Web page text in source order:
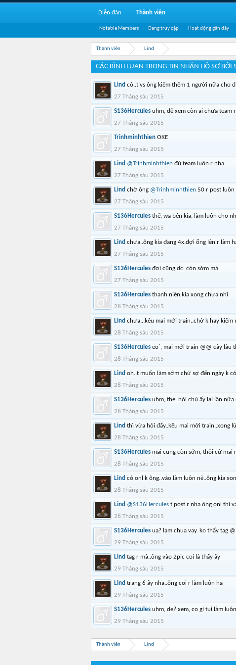
Thành viên Lind
CÁC BÌNH LUẬN TRONG TIN NHẮN HỒ SƠ BỞI
Lind có..t vs ông kiếm thêm 1 người nữa cho
27 Tháng sáu 2015
S136Hercules uhm, để xem còn ai chưa team
27 Tháng sáu 2015
Trinhminhthien OKE
27 Tháng sáu 2015
Lind @Trinhminhthien đủ team luôn r nha
27 Tháng sáu 2015
Lind chờ ông @Trinhminhthien 50 r post luôn
27 Tháng sáu 2015
S136Hercules thế, wa bên kia, làm luôn cho
27 Tháng sáu 2015
Lind chưa..ông kia đang 4x.đợi ổng lên r làm
27 Tháng sáu 2015
S136Hercules đợi cũng dc. còn sớm mà
27 Tháng sáu 2015
S136Hercules thanh niên kia xong chưa nhĩ
28 Tháng sáu 2015
Lind chưa...kêu mai mới train..chờ k hay kiếm
28 Tháng sáu 2015
S136Hercules eo`, mai mới train @@ cày lâu
28 Tháng sáu 2015
Lind oh..t muốn làm sớm chứ sợ đến ngày k
28 Tháng sáu 2015
S136Hercules uhm, the' hỏi chú ấy lại lần
28 Tháng sáu 2015
Lind thì vừa hỏi đấy..kêu mai mới train..xong
28 Tháng sáu 2015
S136Hercules mai cũng còn sớm, thôi cứ mai
28 Tháng sáu 2015
Lind có onl k ông..vào làm luôn nè..ông kia
28 Tháng sáu 2015
Lind @S136Hercules t post r nha ông onl thì
28 Tháng sáu 2015
S136Hercules ua? lam chua vay. ko thấy tag
29 Tháng sáu 2015
Lind tag r mà..ông vào 2pic coi là thấy ấy
29 Tháng sáu 2015
Lind trang 6 ấy nha..ông coi r làm luôn ha
29 Tháng sáu 2015
S136Hercules uhm, de? xem, co gi tui làm luôn
29 Tháng sáu 2015
Thành viên Lind
Diễn đàn Thành viên
Notable Members Đang truy cập Hoạt động gần đây